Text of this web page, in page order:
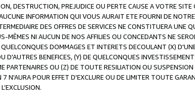
DESTRUCTION, PREJUDICE OU PERTE CAUSE A VOTRE
INFORMATION QUI VOUS AURAIT ETE FOURNI DE
DES OFFRES DE SERVICES NE CONSTITUERA UNE
MÊMES NI AUCUN DE NOS AFFILIES OU CONCEDANTS NE
DOMMAGES ET INTERETS DECOULANT (X)
D'AUTRES BENEFICES, (Y) DE QUELCONQUES
PARTENAIRES OU (Z) DE TOUTE RESILIATION OU
N'AURA POUR EFFET D'EXCLURE OU DE LIMITER TOUTE